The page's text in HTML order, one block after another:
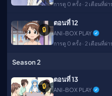
การดู 0 ครั้ง · 2 เดือนที่ผ่
🔒
ตอนที่ 12
ANI-BOX PLAY
การดู 0 ครั้ง · 2 เดือนที่ผ่
Season 2
🔒
ตอนที่ 13
ANI-BOX PLAY